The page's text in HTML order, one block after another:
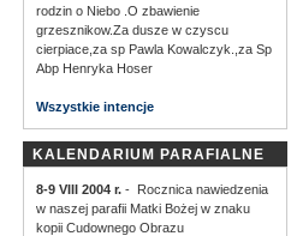
rodzin o Niebo .O zbawienie
grzesznikow.Za dusze w czyscu
cierpiace,za sp Pawla Kowalczyk.,za Sp
Abp Henryka Hoser
Wszystkie intencje
KALENDARIUM PARAFIALNE
8-9 VIII 2004 r.- Rocznica nawiedzenia
w naszej parafii Matki Bożej w znaku
kopii Cudownego Obrazu